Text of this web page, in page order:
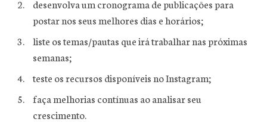
desenvolva um cronograma de publicações para
postar nos seus melhores dias e horários;
liste os temas/pautas que irá trabalhar nas próximas
semanas;
teste os recursos disponíveis no Instagram;
faça melhorias contínuas ao analisar seu
crescimento.